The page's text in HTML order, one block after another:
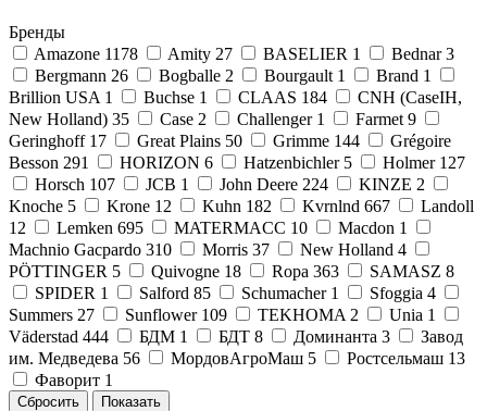
Бренды
Amazone 1178 Amity 27 BASELIER 1 Bednar 3
Bergmann 26 Bogballe 2 Bourgault 1 Brand 1
Brillion USA 1 Buchse 1 CLAAS 184
CNH (CaseIH,
New Holland) 35 Case 2 Challenger 1 Farmet 9
Geringhoff 17 Great Plains 50 Grimme 144
Grégoire
Besson 291 HORIZON 6 Hatzenbichler 5 Holmer 127
Horsch 107 JCB 1 John Deere 224 KINZE 2
Knoche 5 Krone 12 Kuhn 182 Kvrnlnd 667
Landoll
12
Lemken 695 MATERMACC 10 Macdon 1
Machnio Gacpardo 310 Morris 37 New Holland 4
PÖTTINGER 5 Quivogne 18 Ropa 363 SAMASZ 8
SPIDER 1 Salford 85 Schumacher 1 Sfoggia 4
Summers 27 Sunflower 109 TEKHOMA 2 Unia 1
Väderstad 444 БДМ 1 БДТ 8 Доминанта 3
Завод
им. Медведева 56 МордовАгроМаш 5 Ростсельмаш 13
Фаворит 1